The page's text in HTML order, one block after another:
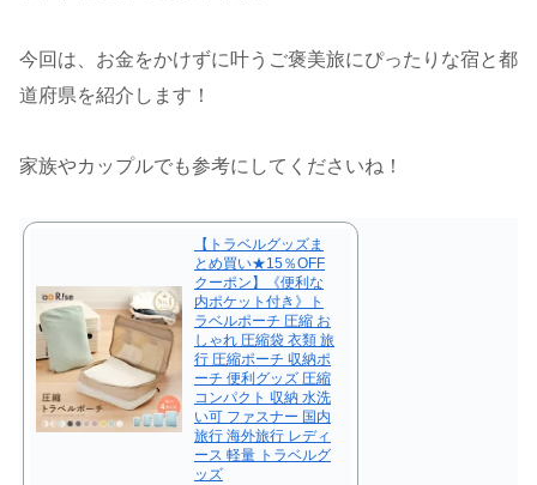
今回は、お金をかけずに叶うご褒美旅にぴったりな宿と都
道府県を紹介します！
家族やカップルでも参考にしてくださいね！
【トラベルグッズま
とめ買い★15％OFF
クーポン】《便利な
内ポケット付き》ト
ラベルポーチ 圧縮 お
しゃれ 圧縮袋 衣類 旅
行 圧縮ポーチ 収納ポ
ーチ 便利グッズ 圧縮
コンパクト 収納 水洗
い可 ファスナー 国内
旅行 海外旅行 レディ
ース 軽量 トラベルグ
ッズ